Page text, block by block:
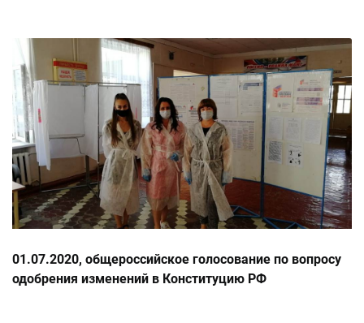
01.07.2020, общероссийское голосование по вопросу
одобрения изменений в Конституцию РФ